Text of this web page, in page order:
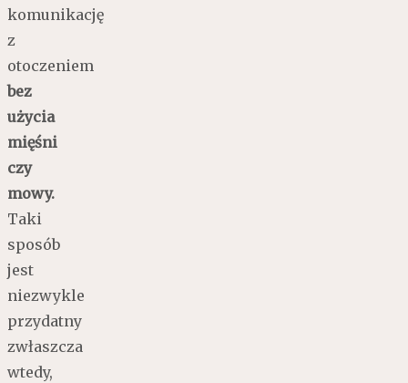
komunikację
z
otoczeniem
bez
użycia
mięśni
czy
mowy.
Taki
sposób
jest
niezwykle
przydatny
zwłaszcza
wtedy,